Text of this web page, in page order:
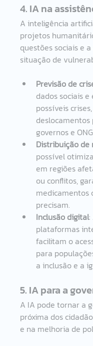
4. IA na
A inteligência
projetos
questões sociais e
situação de
Previsão de
dados sociais
possíveis
governos e
Distribuição de
possível
em regiões
ou conflitos,
medicamentos
precisam.
Inclusão digital
plataformas
facilitam o
para
a inclusão e a
5. IA para a
A IA pode tornar a
próxima dos
e na melhoria de